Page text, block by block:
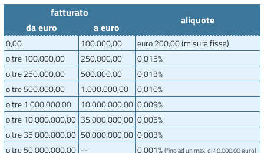
fatturato
aliquote
da euro a euro
0,00 100.000,00
euro 200,00 (misura fissa)
oltre 100.000,00
250.000,00
0,015%
oltre 250.000,00
500.000,00
0,013%
oltre 500.000,00
1.000.000,00
0,010%
oltre 1.000.000,00
10.000.000,00 0,009%
oltre 10.000.000,00 35.000.000,00 0,005%
oltre 35.000.000,00 50.000.000,00 0,003%
oltre 50.000.000,00 -- 0,001%(fino ad un max. di 40.000,00 euro)